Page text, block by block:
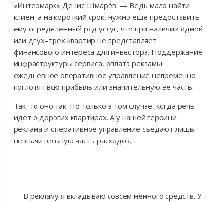
«Интермарк» Денис Шмарёв. — Ведь мало найти
клиента на короткий срок, нужно еще предоставить
ему определенный ряд услуг, что при наличии одной
или двух–трех квартир не представляет
финансового интереса для инвестора. Поддержание
инфраструктуры сервиса, оплата рекламы,
ежедневное оперативное управление непременно
поглотят всю прибыль или значительную ее часть.
Так–то оно так. Но только в том случае, когда речь
идет о дорогих квартирах. А у нашей героини
реклама и оперативное управление съедают лишь
незначительную часть расходов.
— В рекламу я вкладываю совсем немного средств. У